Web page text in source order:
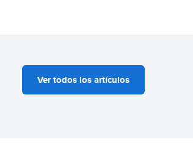
Ver todos los artículos